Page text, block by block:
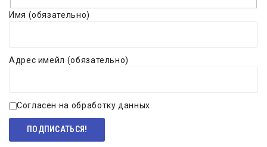
Имя (обязательно)
Адрес имейл (обязательно)
Согласен на обработку данных